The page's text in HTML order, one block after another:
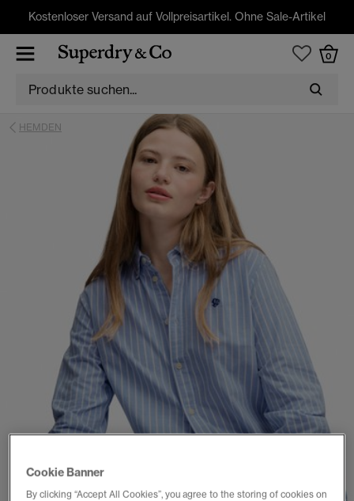
Kostenloser Versand auf Vollpreisartikel. Ohne Sale-Artikel
0
HEMDEN
1 2 3 4 5 6 7
Cookie Banner
By clicking “Accept All Cookies”, you agree to the storing of cookies on